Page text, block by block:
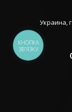
Украина,
КНОПКА
ЗВ'ЯЗКУ